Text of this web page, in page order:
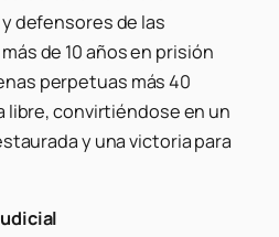
defensores de las
de 10 años en prisión
perpetuas más 40
libre, convirtiéndose en un
y una victoria para